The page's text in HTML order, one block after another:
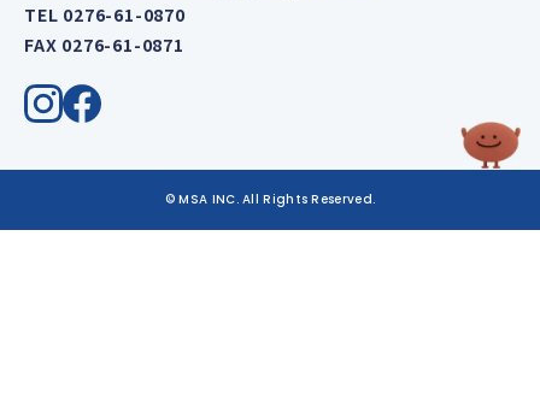
TEL 0276-61-0870
FAX 0276-61-0871
© MSA INC. All Rights Reserved.